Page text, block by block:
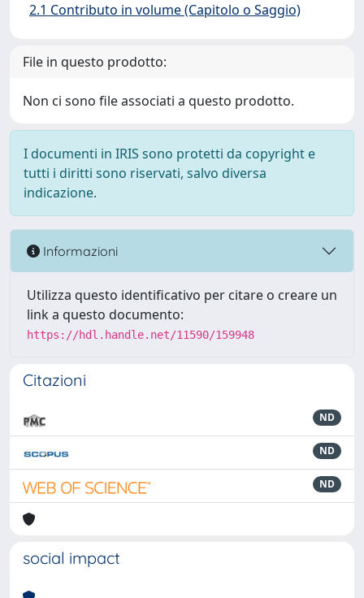
2.1 Contributo in volume (Capitolo o Saggio)
File in questo prodotto:
Non ci sono file associati a questo prodotto.
I documenti in IRIS sono protetti da copyright e
tutti i diritti sono riservati, salvo diversa
indicazione.
Informazioni
Utilizza questo identificativo per citare o creare un
link a questo documento:
https://hdl.handle.net/11590/159948
Citazioni
ND
ND
ND
social impact